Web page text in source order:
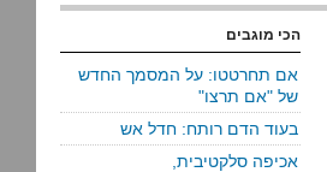
הכי מוגבים
אם תחרטטו: על המסמך החדש
של "אם תרצו"
בעוד הדם רותח: חדל אש
אכיפה סלקטיבית,